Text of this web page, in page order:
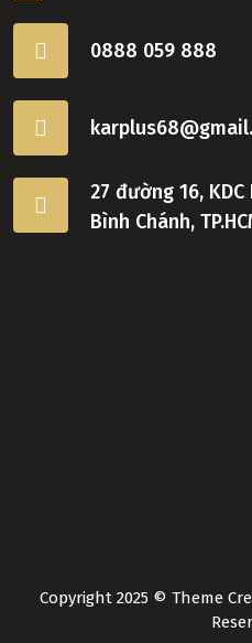
0888 059 888
27 đường 16,
Bình Chánh,
Copyright 2025 © Theme